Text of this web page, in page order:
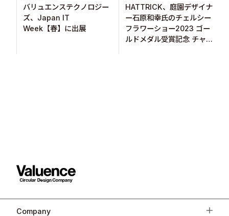
バリュエンステクノロジー
ズ、Japan IT
Week【春】に出展
HATTRICK、庭園デザイナ
ー石原和幸氏のチェルシー
フラワーショー2023 ゴー
ルドメダル受賞記念 チャ
Company